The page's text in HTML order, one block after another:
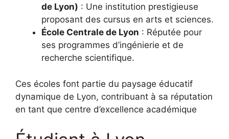
de Lyon) : Une institution prestigieuse
proposant des cursus en arts et sciences.
École Centrale de Lyon : Réputée pour
ses programmes d’ingénierie et de
recherche scientifique.
Ces écoles font partie du paysage éducatif
dynamique de Lyon, contribuant à sa réputation
en tant que centre d’excellence académique